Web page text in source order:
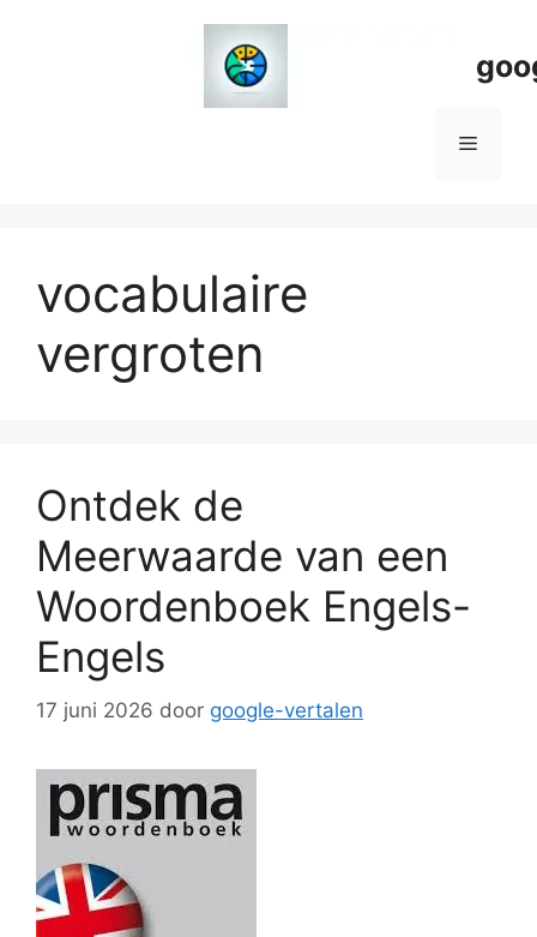
Menu
vocabulaire
vergroten
Ontdek de
Meerwaarde van een
Woordenboek Engels-
Engels
17 juni 2026 door google-vertalen